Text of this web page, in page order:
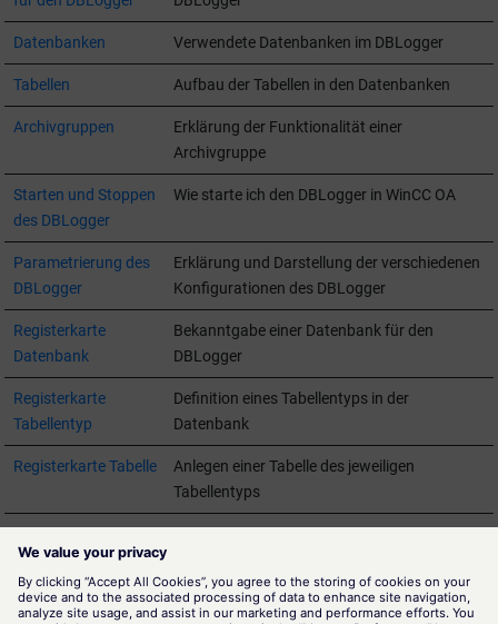
Datenbanken Verwendete Datenbanken im DBLogger
Tabellen Aufbau der Tabellen in den Datenbanken
Archivgruppen
Erklärung der Funktionalität einer
Archivgruppe
Starten und Stoppen
des DBLogger
Wie starte ich den DBLogger in WinCC OA
Parametrierung des
DBLogger
Erklärung und Darstellung der verschiedenen
Konfigurationen des DBLogger
Registerkarte
Datenbank
Bekanntgabe einer Datenbank für den
DBLogger
Registerkarte
Tabellentyp
Definition eines Tabellentyps in der
Datenbank
Registerkarte Tabelle
Anlegen einer Tabelle des jeweiligen
Tabellentyps
Registerkarte
Archivgruppe
Anlegen einer Archivgruppe
Weitere
Für Parametrierer weitere verfügbare